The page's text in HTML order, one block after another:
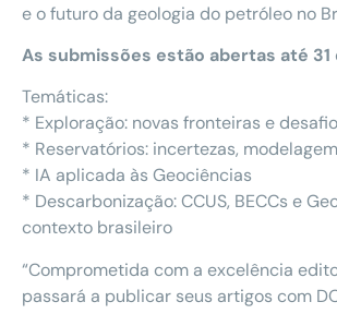
e o futuro da geologia do petróleo no
As submissões estão abertas até 31
Temáticas:
* Exploração: novas fronteiras e
* Reservatórios: incertezas,
* IA aplicada às Geociências
* Descarbonização: CCUS, BECCs e
contexto brasileiro
“Comprometida com a excelência
passará a publicar seus artigos com